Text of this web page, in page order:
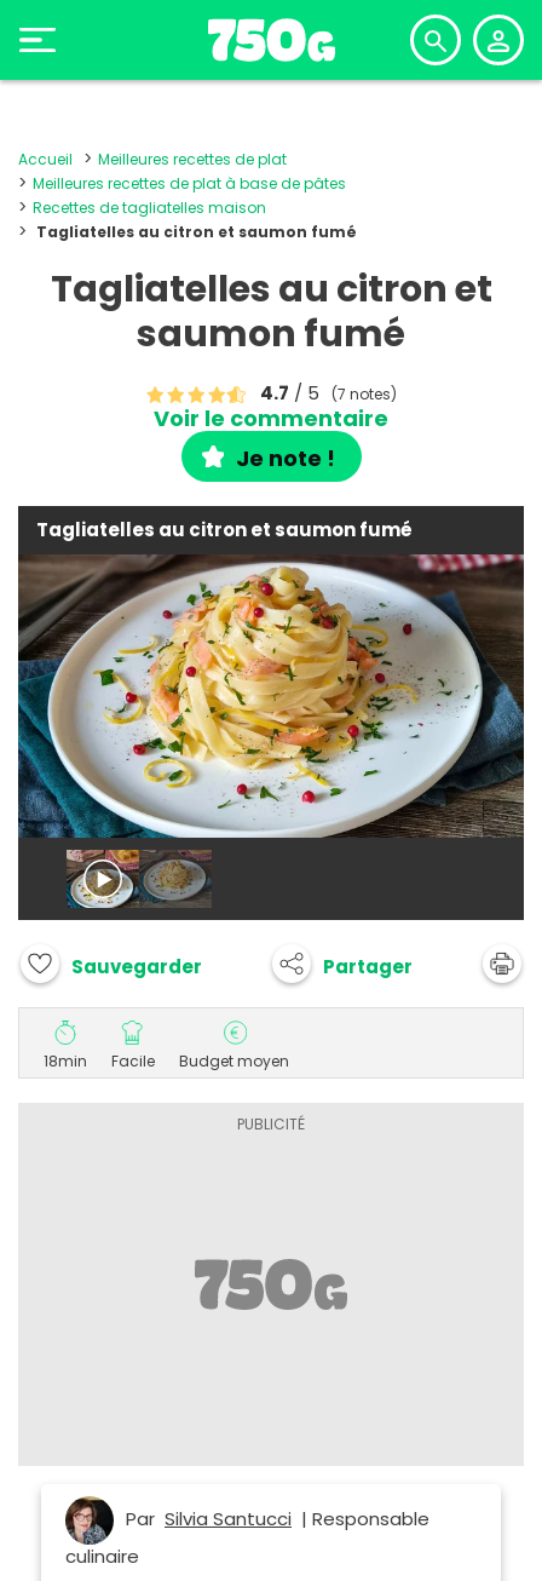
Accueil
Meilleures recettes de plat
Meilleures recettes de plat à base de pâtes
Recettes de tagliatelles maison
Tagliatelles au citron et saumon fumé
Tagliatelles au citron et
saumon fumé
4.7 / 5 (7 notes)
Voir le commentaire
Je note !
Tagliatelles au citron et saumon fumé
Sauvegarder Partager
18min Facile Budget moyen
Par Silvia Santucci | Responsable
culinaire